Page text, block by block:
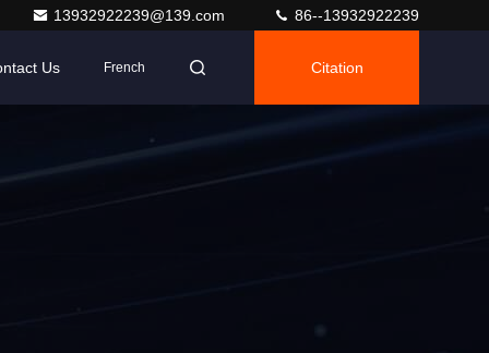
13932922239@139.com 86--13932922239
Us French Citation